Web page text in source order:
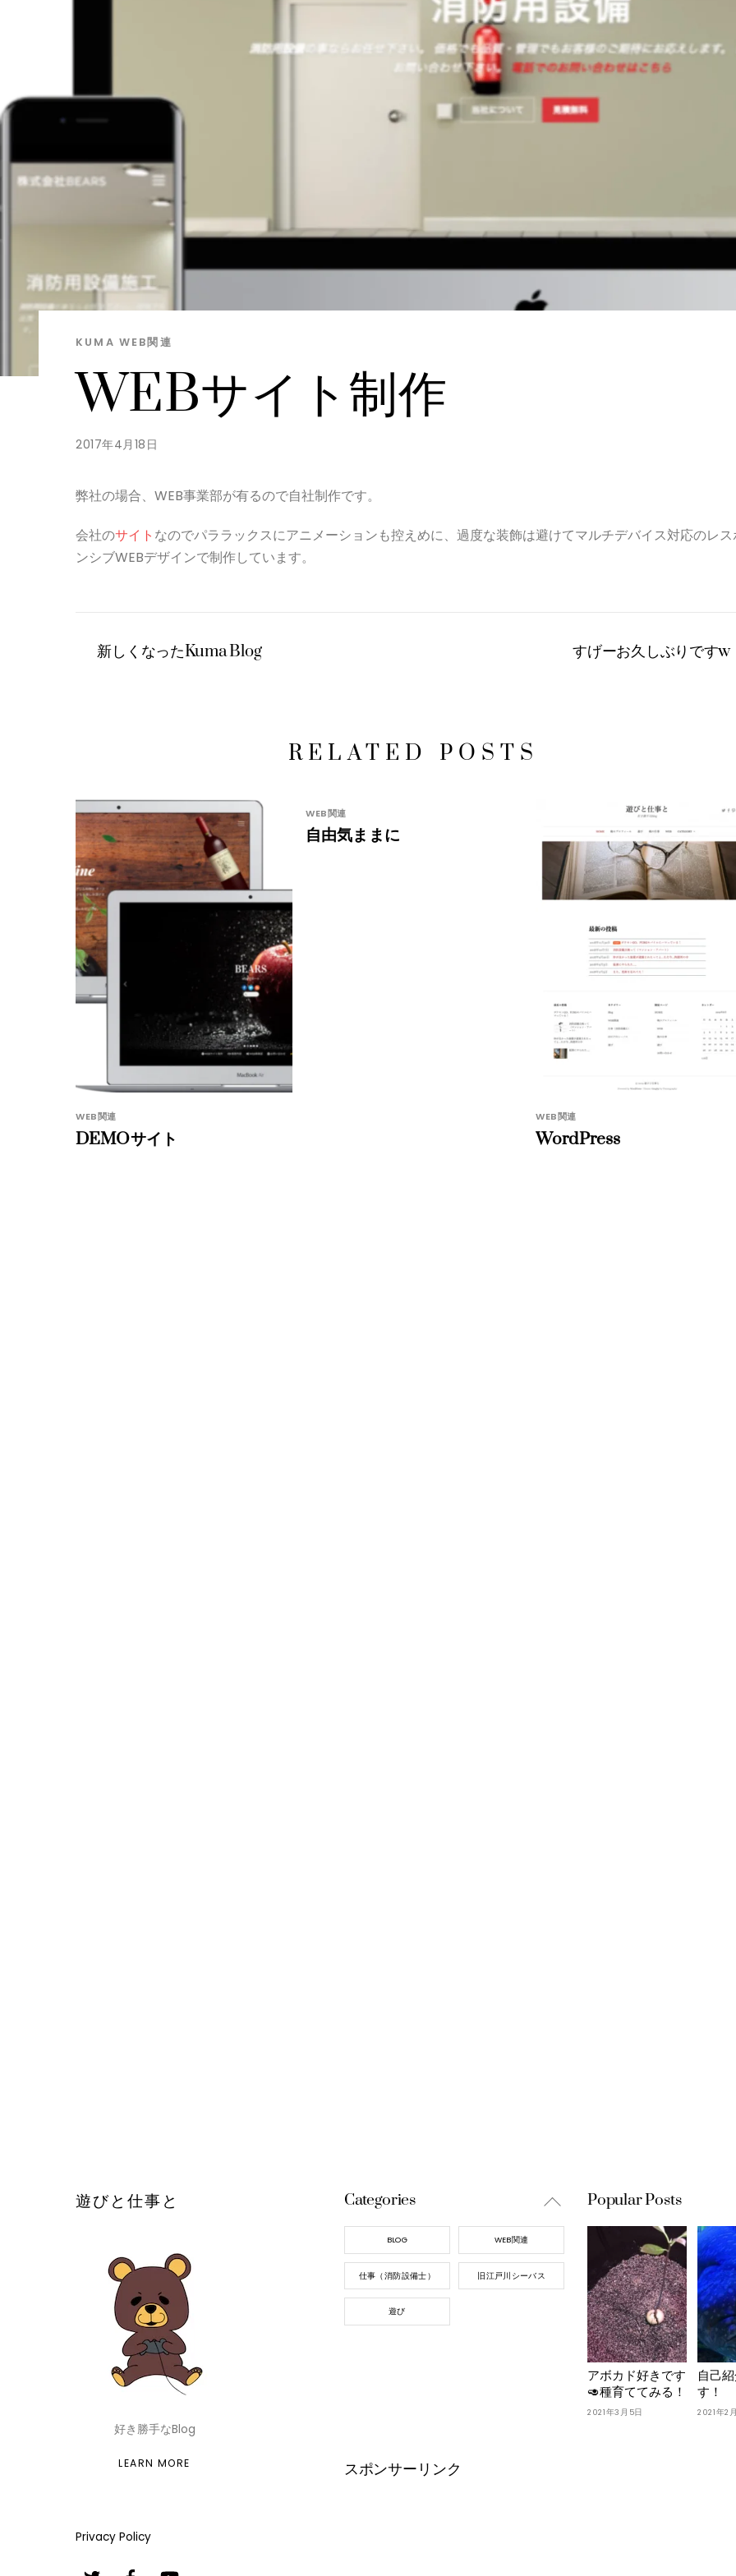
2017年4月18日
WEBサイト制作
KUMA WEB関連
弊社の場合、WEB事業部が有るので自社制作です。
会社のサイト なのでパララックスにアニメーションも控えめに、過度な装飾は避けてマルチデバイス対応のレ
ンシブWEBデザインで制作しています。
新しくなったKuma Blog すげーお久しぶりですw
RELATED POSTS
WEB関連
DEMOサイト
WEB関連
自由気ままに
WEB関連
WordPress
Back
遊びと仕事と
好き勝手なBlog
LEARN MORE
Privacy Policy
Categories
BLOG WEB関連
仕事（消防設備士） 旧江戸川シーバス
遊び
Popular Posts
アボカド好きです
🥑種育ててみる！
2021年3月5日
自己
す！
2021年2
スポンサーリンク